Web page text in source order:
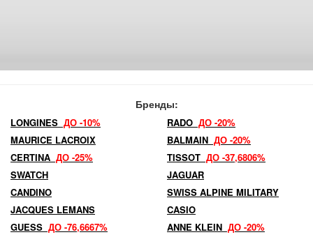
Бренды:
LONGINES ДО -10% RADO ДО -20%
MAURICE LACROIX
BALMAIN ДО -20%
CERTINA ДО -25% TISSOT ДО -37,6806%
SWATCH
JAGUAR
CANDINO
SWISS ALPINE MILITARY
JACQUES LEMANS
CASIO
GUESS ДО -76,6667% ANNE KLEIN ДО -20%